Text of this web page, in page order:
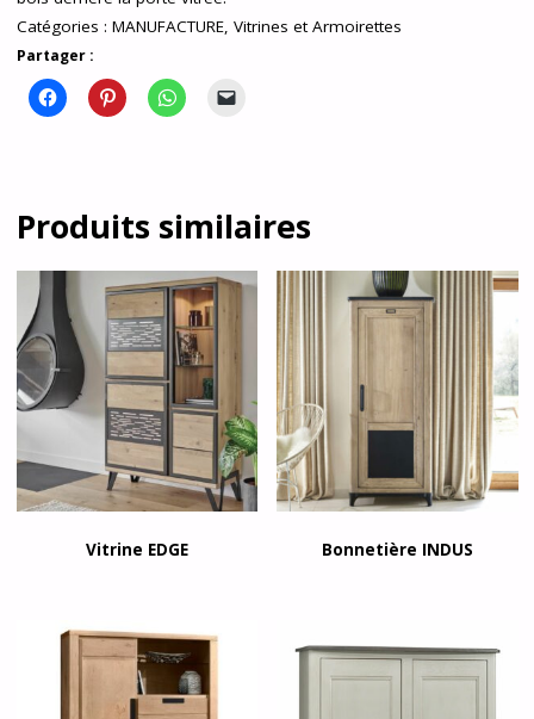
Catégories : MANUFACTURE, Vitrines et Armoirettes
Partager :
Produits similaires
Vitrine EDGE Bonnetière INDUS